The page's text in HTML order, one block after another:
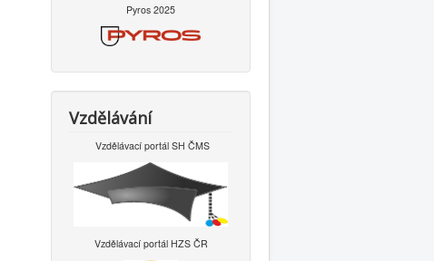
Pyros 2025
Vzdělávání
Vzdělávací portál SH ČMS
Vzdělávací portál HZS ČR